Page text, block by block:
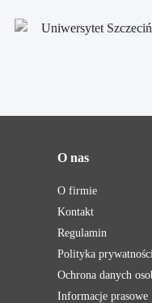
O nas
O firmie
Kontakt
Regulamin
Polityka
Ochrona danych
Informacje prasowe